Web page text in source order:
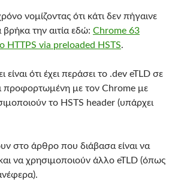
νομίζοντας ότι κάτι δεν πήγαινε
την αιτία εδώ: Chrome 63
HTTPS via preloaded HSTS.
ότι έχει περάσει το .dev eTLD σε
προφορτωμένη με τον Chrome με
το HSTS header (υπάρχει
στο άρθρο που διάβασα είναι να
να χρησιμοποιούν άλλο eTLD (όπως